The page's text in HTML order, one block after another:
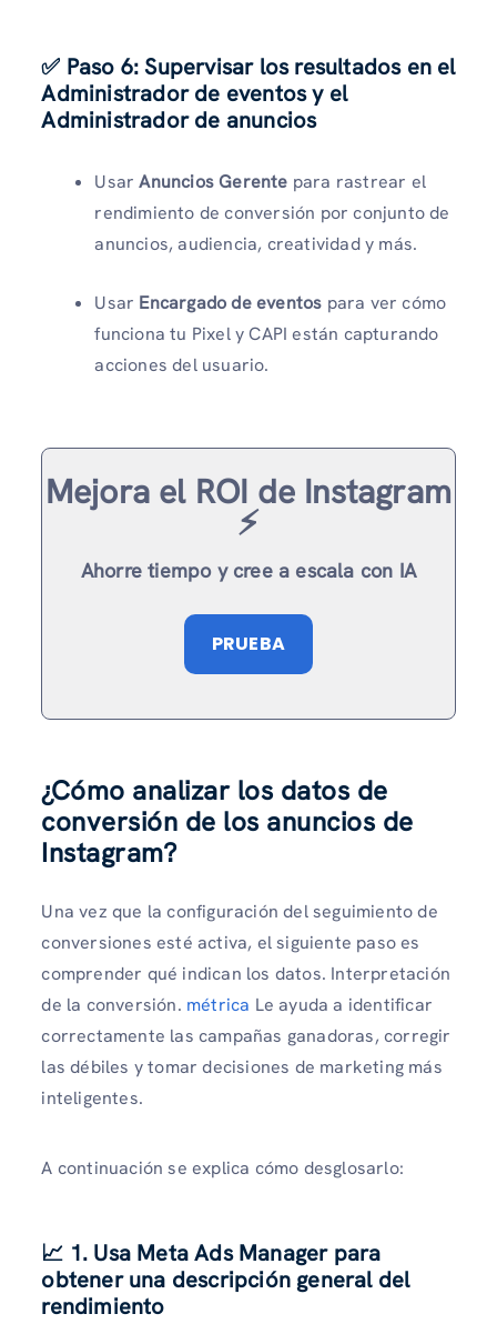
✅ Paso 6: Supervisar los resultados en el
Administrador de eventos y el
Administrador de anuncios
UsarAnuncios Gerente para rastrear el
rendimiento de conversión por conjunto de
anuncios, audiencia, creatividad y más.
Usar Encargado de eventos para ver cómo
funciona tu Pixel y CAPI están capturando
acciones del usuario.
Mejora el ROI de Instagram
⚡️
Ahorre tiempo y cree a escala con IA
PRUEBA
¿Cómo analizar los datos de
conversión de los anuncios de
Instagram?
Una vez que la configuración del seguimiento de
conversiones esté activa, el siguiente paso es
comprender qué indican los datos. Interpretación
de la conversión. métrica Le ayuda a identificar
correctamente las campañas ganadoras, corregir
las débiles y tomar decisiones de marketing más
inteligentes.
A continuación se explica cómo desglosarlo:
📈 1. Usa Meta Ads Manager para
obtener una descripción general del
rendimiento